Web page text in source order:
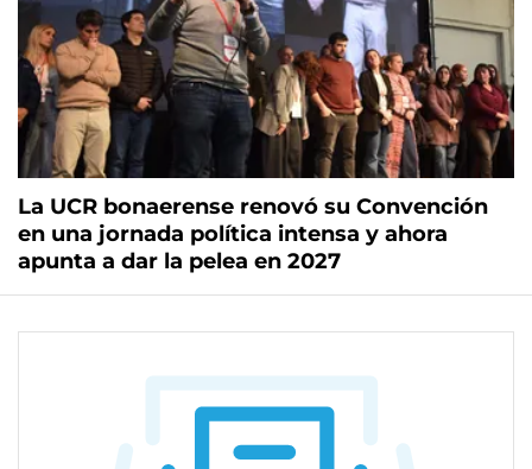
La UCR bonaerense renovó su Convención
en una jornada política intensa y ahora
apunta a dar la pelea en 2027